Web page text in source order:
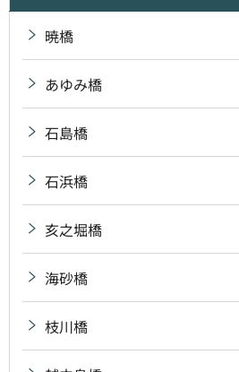
暁橋
あゆみ橋
石島橋
石浜橋
亥之堀橋
海砂橋
枝川橋